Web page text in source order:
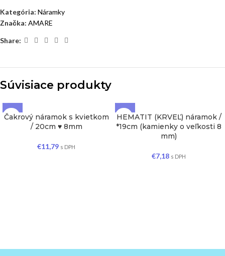
Kategória: Náramky
Značka: AMARE
Share:
Súvisiace produkty
Čakrový náramok s kvietkom
/ 20cm ♥ 8mm
€11,79 s DPH
HEMATIT (KRVEĽ) náramok /
*19cm (kamienky o veľkosti 8
mm)
€7,18 s DPH